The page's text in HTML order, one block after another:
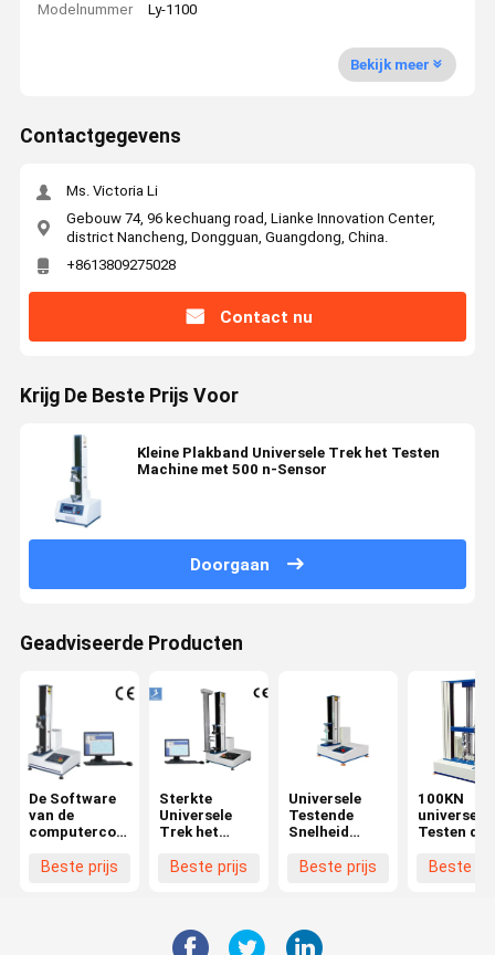
Modelnummer Ly-1100
Bekijk meer
Contactgegevens
Ms. Victoria Li
Gebouw 74, 96 kechuang road, Lianke Innovation Center,
district Nancheng, Dongguan, Guangdong, China.
+8613809275028
Contact nu
Krijg De Beste Prijs Voor
Kleine Plakband Universele Trek het Testen
Machine met 500 n-Sensor
Doorgaan
Geadviseerde Producten
De Software
van de
computercontrole
Testen
Beste prijs
Sterkte
Universele
Trek het
Machine
Beste prijs
Universele
Testende
Snelheid
van de
Beste prijs
100KN
universele
Testen de
van de
Beste